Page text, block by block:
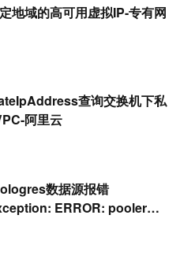
地域的高可用虚拟IP-专有网
查询交换机下私
阿里云
数据源报错
ERROR: pooler